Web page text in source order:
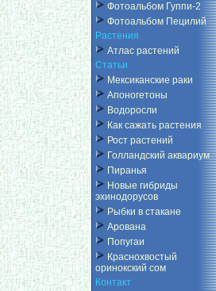
Фотоальбом Гуппи-2
Фотоальбом Пецилий
Растения
Атлас растений
Статьи
Мексиканские раки
Апоногетоны
Водоросли
Как сажать растения
Рост растений
Голландский аквариум
Пиранья
Новые гибриды
эхинодорусов
Рыбки в стакане
Арована
Попугаи
Краснохвостый
оринокский сом
Контакт